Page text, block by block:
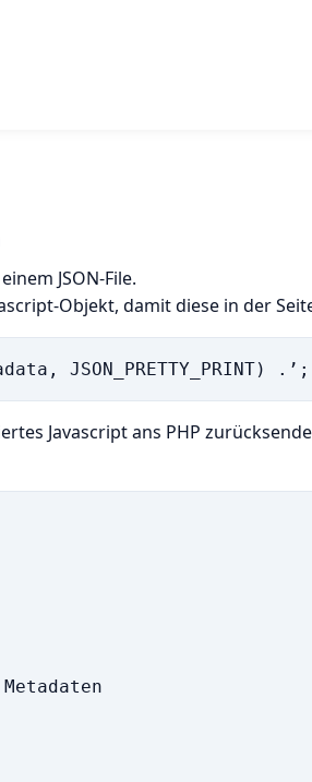
JSON-File.
Objekt, damit diese in der
Javascript ans PHP